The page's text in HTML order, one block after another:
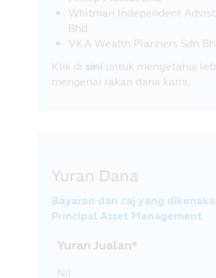
Whitman Independent
Bhd
VKA Wealth Planners Sdn
Klik di sini untuk mengetahui
mengenai rakan dana kami.
Yuran Dana
Bayaran dan caj yang
Principal Asset Management
Yuran Jualan*
Nil